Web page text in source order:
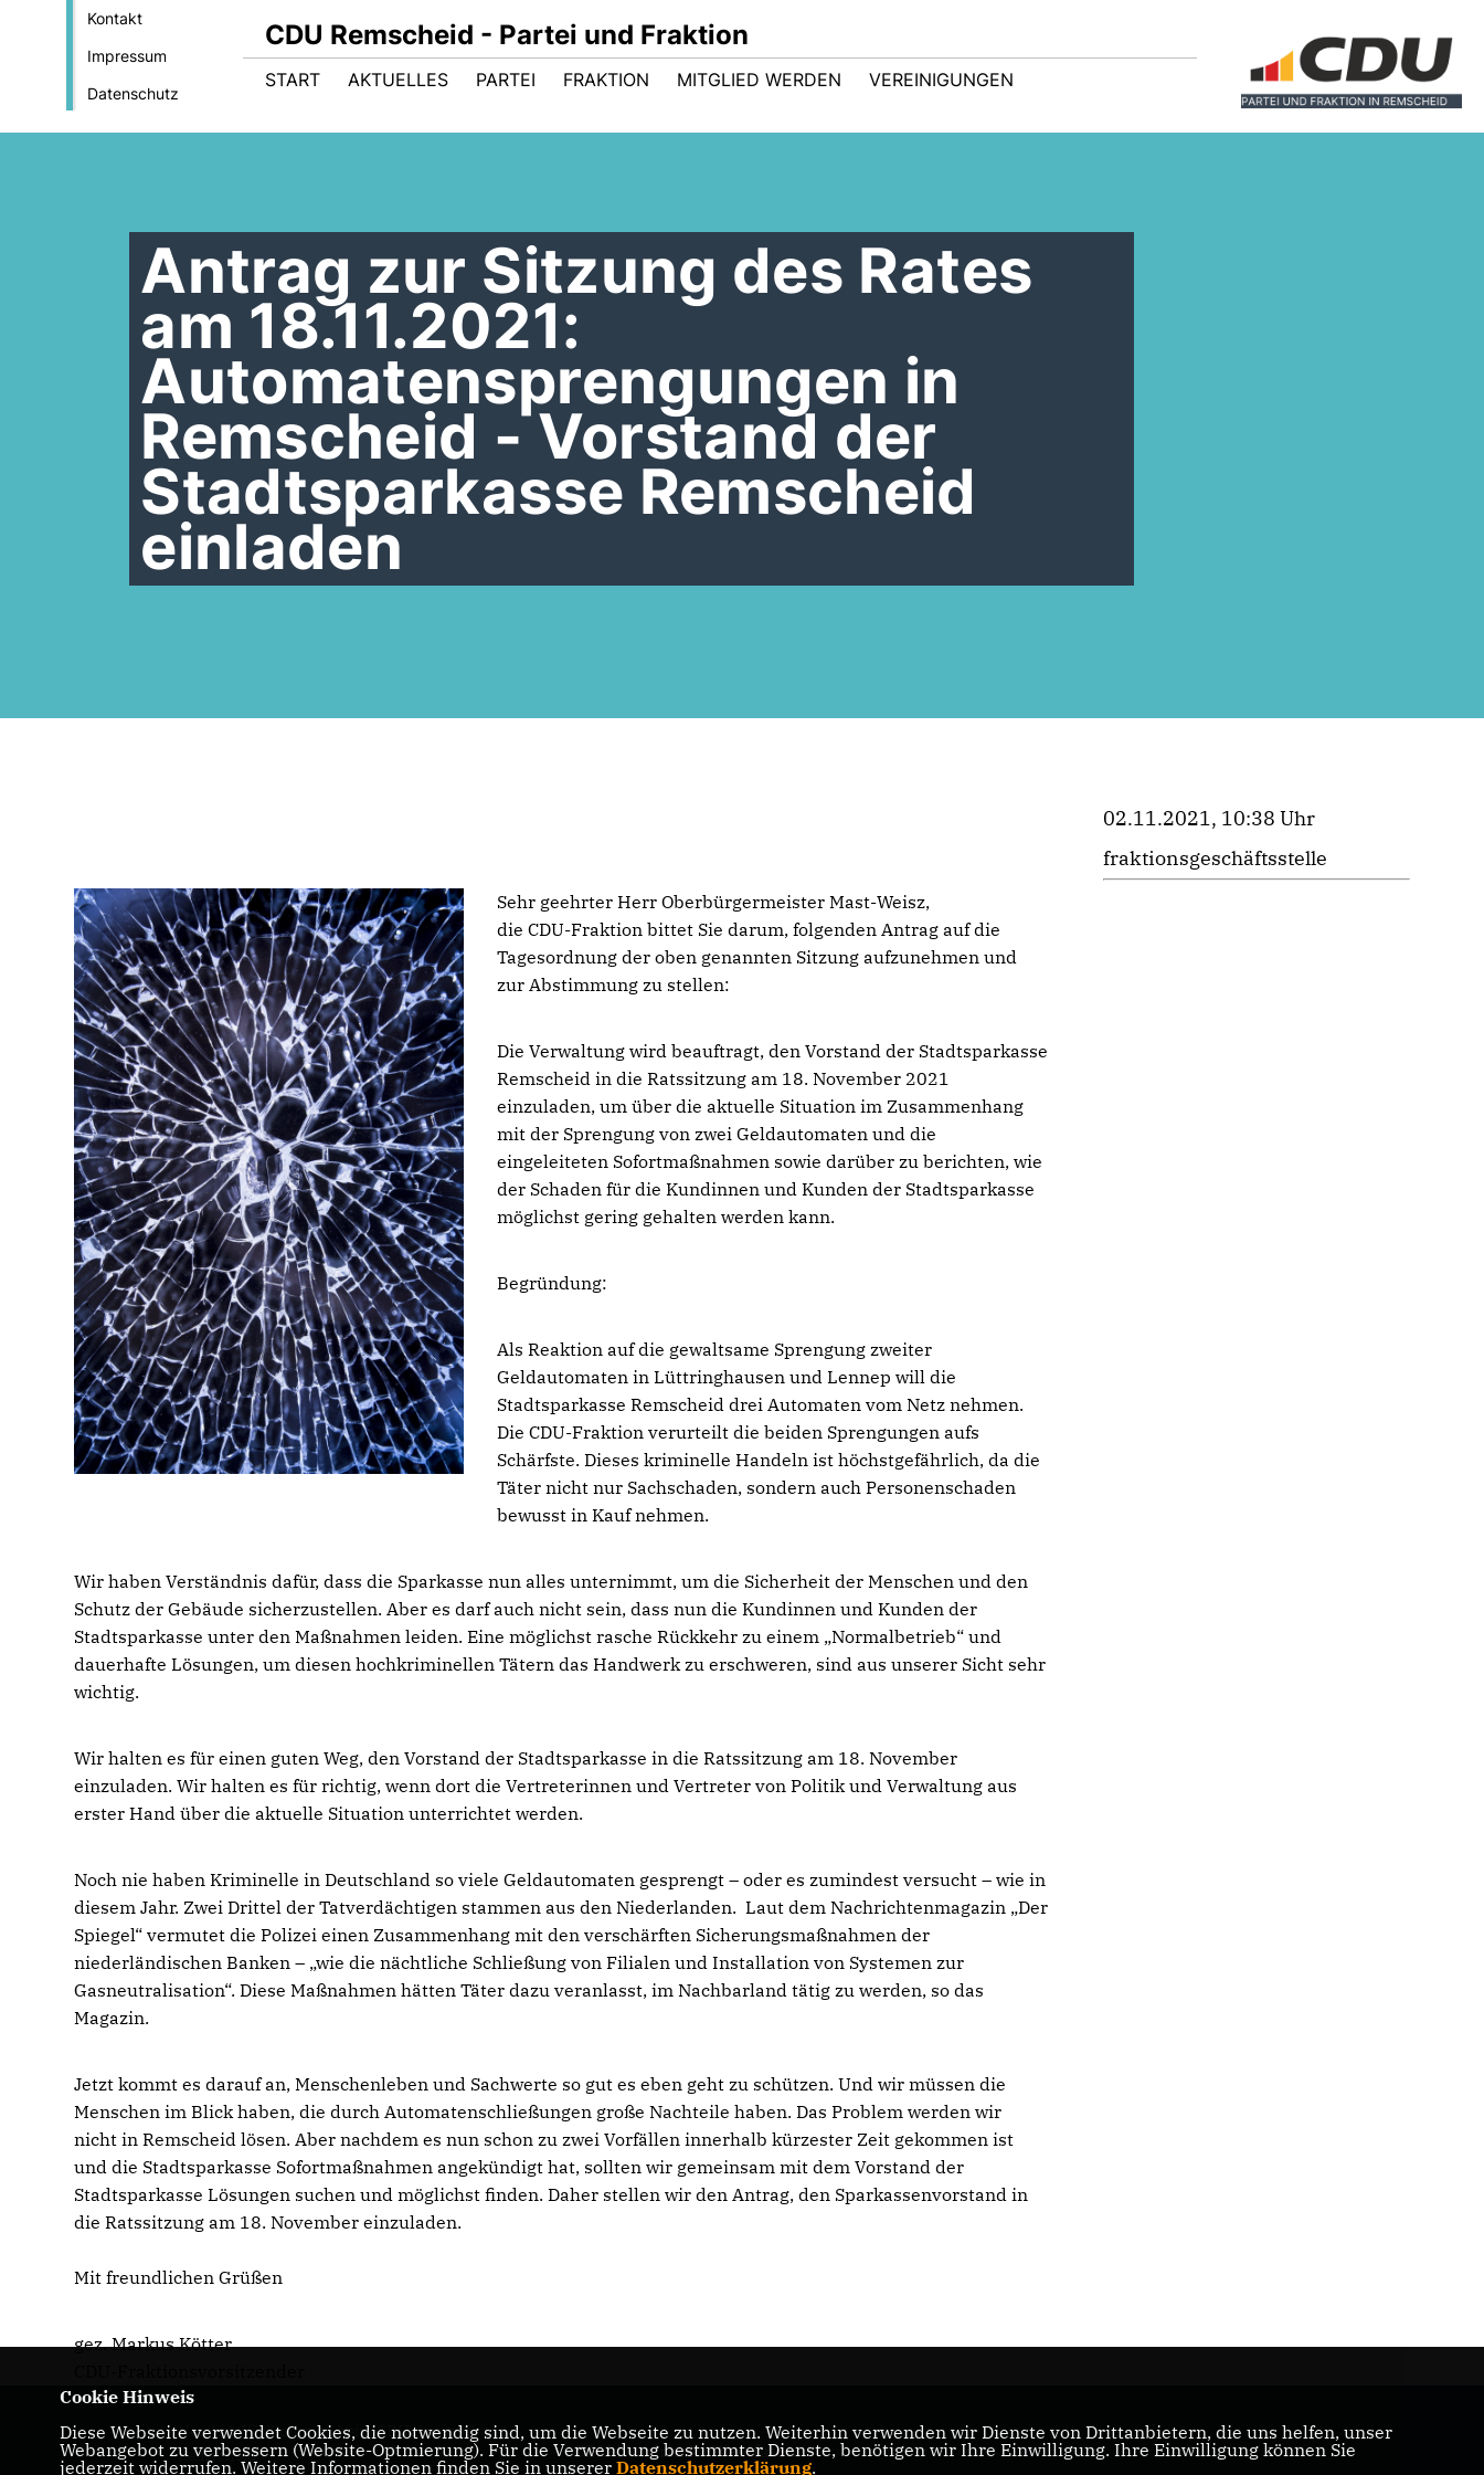
Kontakt
Impressum
Datenschutz
CDU Remscheid - Partei und Fraktion
START AKTUELLES PARTEI FRAKTION MITGLIED WERDEN VEREINIGUNGEN
Antrag zur Sitzung des Rates
am 18.11.2021:
Automatensprengungen in
Remscheid - Vorstand der
Stadtsparkasse Remscheid
einladen
Sehr geehrter Herr Oberbürgermeister Mast-Weisz,
die CDU-Fraktion bittet Sie darum, folgenden Antrag auf die
Tagesordnung der oben genannten Sitzung aufzunehmen und
zur Abstimmung zu stellen:
Die Verwaltung wird beauftragt, den Vorstand der Stadtsparkasse
Remscheid in die Ratssitzung am 18. November 2021
einzuladen, um über die aktuelle Situation im Zusammenhang
mit der Sprengung von zwei Geldautomaten und die
eingeleiteten Sofortmaßnahmen sowie darüber zu berichten, wie
der Schaden für die Kundinnen und Kunden der Stadtsparkasse
möglichst gering gehalten werden kann.
Begründung:
Als Reaktion auf die gewaltsame Sprengung zweiter
Geldautomaten in Lüttringhausen und Lennep will die
Stadtsparkasse Remscheid drei Automaten vom Netz nehmen.
Die CDU-Fraktion verurteilt die beiden Sprengungen aufs
Schärfste. Dieses kriminelle Handeln ist höchstgefährlich, da die
Täter nicht nur Sachschaden, sondern auch Personenschaden
bewusst in Kauf nehmen.
Wir haben Verständnis dafür, dass die Sparkasse nun alles unternimmt, um die Sicherheit der Menschen und den
Schutz der Gebäude sicherzustellen. Aber es darf auch nicht sein, dass nun die Kundinnen und Kunden der
Stadtsparkasse unter den Maßnahmen leiden. Eine möglichst rasche Rückkehr zu einem „Normalbetrieb“ und
dauerhafte Lösungen, um diesen hochkriminellen Tätern das Handwerk zu erschweren, sind aus unserer Sicht sehr
wichtig.
Wir halten es für einen guten Weg, den Vorstand der Stadtsparkasse in die Ratssitzung am 18. November
einzuladen. Wir halten es für richtig, wenn dort die Vertreterinnen und Vertreter von Politik und Verwaltung aus
erster Hand über die aktuelle Situation unterrichtet werden.
Noch nie haben Kriminelle in Deutschland so viele Geldautomaten gesprengt – oder es zumindest versucht – wie in
diesem Jahr. Zwei Drittel der Tatverdächtigen stammen aus den Niederlanden. Laut dem Nachrichtenmagazin „Der
Spiegel“ vermutet die Polizei einen Zusammenhang mit den verschärften Sicherungsmaßnahmen der
niederländischen Banken – „wie die nächtliche Schließung von Filialen und Installation von Systemen zur
Gasneutralisation“. Diese Maßnahmen hätten Täter dazu veranlasst, im Nachbarland tätig zu werden, so das
Magazin.
Jetzt kommt es darauf an, Menschenleben und Sachwerte so gut es eben geht zu schützen. Und wir müssen die
Menschen im Blick haben, die durch Automatenschließungen große Nachteile haben. Das Problem werden wir
nicht in Remscheid lösen. Aber nachdem es nun schon zu zwei Vorfällen innerhalb kürzester Zeit gekommen ist
und die Stadtsparkasse Sofortmaßnahmen angekündigt hat, sollten wir gemeinsam mit dem Vorstand der
Stadtsparkasse Lösungen suchen und möglichst finden. Daher stellen wir den Antrag, den Sparkassenvorstand in
die Ratssitzung am 18. November einzuladen.
Mit freundlichen Grüßen
gez. Markus Kötter
02.11.2021, 10:38 Uhr
fraktionsgeschäftsstelle
Herzlich Willkommen beim CDU Kreisverband
Remscheid
CDU Nordrhein-Westfalen
Cookie Hinweis
Diese Webseite verwendet Cookies, die notwendig sind, um die Webseite zu nutzen. Weiterhin verwenden wir Dienste von Drittanbietern, die uns helfen, unser
Webangebot zu verbessern (Website-Optmierung). Für die Verwendung bestimmter Dienste, benötigen wir Ihre Einwilligung. Ihre Einwilligung können Sie
jederzeit widerrufen. Weitere Informationen finden Sie in unserer Datenschutzerklärung.